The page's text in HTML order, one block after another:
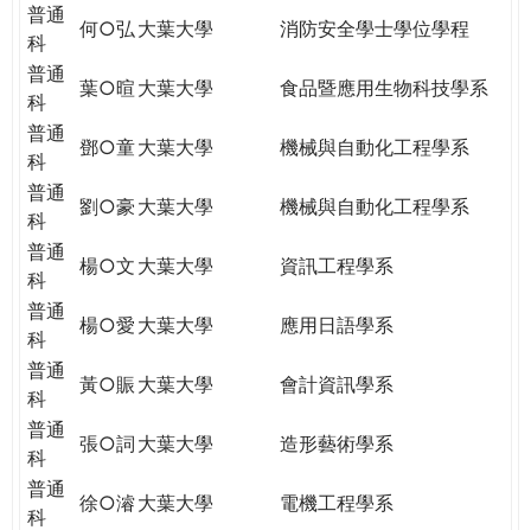
普通
科
何○弘 大葉大學
消防安全學士學位學程
普通
科
葉○暄 大葉大學
食品暨應用生物科技學系
普通
科
鄧○童大葉大學
機械與自動化工程學系
普通
科
劉○豪 大葉大學
機械與自動化工程學系
普通
科
楊○文 大葉大學
資訊工程學系
普通
科
楊○愛 大葉大學
應用日語學系
普通
科
黃○賑 大葉大學
會計資訊學系
普通
科
張○詞 大葉大學
造形藝術學系
普通
科
徐○濬大葉大學
電機工程學系